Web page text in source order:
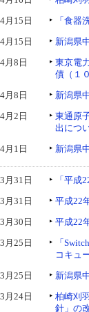
4月15日
「食器
4月15日
新潟県
4月8日
東京電
債（１
4月8日
新潟県
4月2日
東通原
出につ
4月1日
新潟県
3月31日
「平成
3月31日
平成22
3月30日
平成22
3月25日
「
コキュ
3月25日
新潟県
3月24日
柏崎刈
針」の